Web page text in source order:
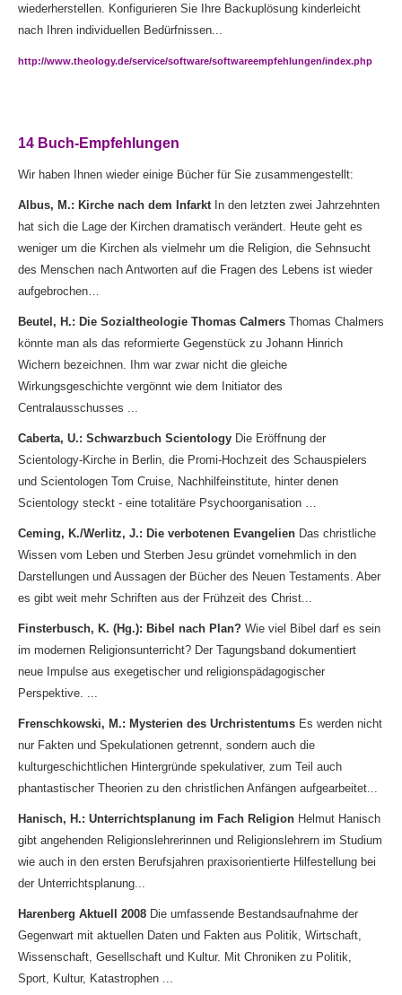
wiederherstellen. Konfigurieren Sie Ihre Backuplösung kinderleicht
nach Ihren individuellen Bedürfnissen...
http://www.theology.de/service/software/softwareempfehlungen/index.php
14 Buch-Empfehlungen
Wir haben Ihnen wieder einige Bücher für Sie zusammengestellt:
Albus, M.: Kirche nach dem Infarkt In den letzten zwei Jahrzehnten
hat sich die Lage der Kirchen dramatisch verändert. Heute geht es
weniger um die Kirchen als vielmehr um die Religion, die Sehnsucht
des Menschen nach Antworten auf die Fragen des Lebens ist wieder
aufgebrochen…
Beutel, H.: Die Sozialtheologie Thomas Calmers Thomas Chalmers
könnte man als das reformierte Gegenstück zu Johann Hinrich
Wichern bezeichnen. Ihm war zwar nicht die gleiche
Wirkungsgeschichte vergönnt wie dem Initiator des
Centralausschusses ...
Caberta, U.: Schwarzbuch Scientology Die Eröffnung der
Scientology-Kirche in Berlin, die Promi-Hochzeit des Schauspielers
und Scientologen Tom Cruise, Nachhilfeinstitute, hinter denen
Scientology steckt - eine totalitäre Psychoorganisation …
Ceming, K./Werlitz, J.: Die verbotenen Evangelien Das christliche
Wissen vom Leben und Sterben Jesu gründet vornehmlich in den
Darstellungen und Aussagen der Bücher des Neuen Testaments. Aber
es gibt weit mehr Schriften aus der Frühzeit des Christ...
Finsterbusch, K. (Hg.): Bibel nach Plan? Wie viel Bibel darf es sein
im modernen Religionsunterricht? Der Tagungsband dokumentiert
neue Impulse aus exegetischer und religionspädagogischer
Perspektive. ...
Frenschkowski, M.: Mysterien des Urchristentums Es werden nicht
nur Fakten und Spekulationen getrennt, sondern auch die
kulturgeschichtlichen Hintergründe spekulativer, zum Teil auch
phantastischer Theorien zu den christlichen Anfängen aufgearbeitet...
Hanisch, H.: Unterrichtsplanung im Fach Religion Helmut Hanisch
gibt angehenden Religionslehrerinnen und Religionslehrern im Studium
wie auch in den ersten Berufsjahren praxisorientierte Hilfestellung bei
der Unterrichtsplanung...
Harenberg Aktuell 2008 Die umfassende Bestandsaufnahme der
Gegenwart mit aktuellen Daten und Fakten aus Politik, Wirtschaft,
Wissenschaft, Gesellschaft und Kultur. Mit Chroniken zu Politik,
Sport, Kultur, Katastrophen ...